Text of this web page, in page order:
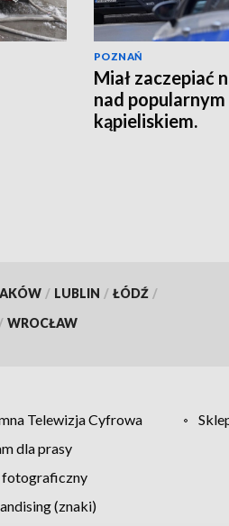
POZNAŃ
Miał zaczepiać
nad popularnym
kąpieliskiem.
/ LUBLIN / ŁÓDŹ /
/ WROCŁAW
Telewizja Cyfrowa
dla prasy
fotograficzny
(znaki)